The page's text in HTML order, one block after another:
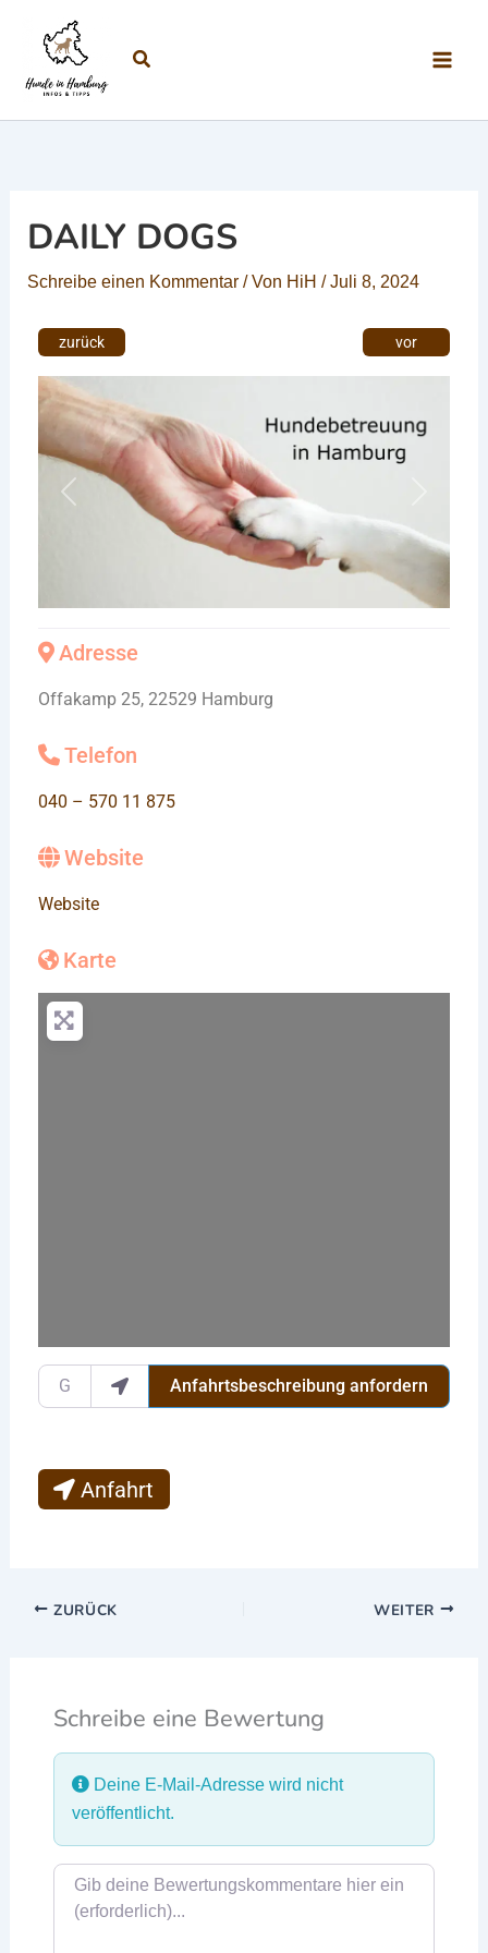
Suchen
DAILY DOGS
Schreibe einen Kommentar / Von HiH /Juli 8, 2024
Vorheriges
Adresse
Offakamp 25, 22529 Hamburg
Telefon
040 – 570 11 875
Website
Website
Karte
Gib deinen Standort ein.Anfahrtsbeschreibung anfordern
Anfahrt
ZURÜCK WEITER
Schreibe eine Bewertung
Deine E-Mail-Adresse wird nicht
veröffentlicht.
Rezensionstext